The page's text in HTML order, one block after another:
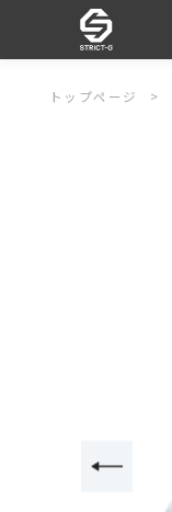
トップページ